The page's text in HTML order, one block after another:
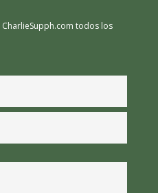
CharlieSupph.com todos los